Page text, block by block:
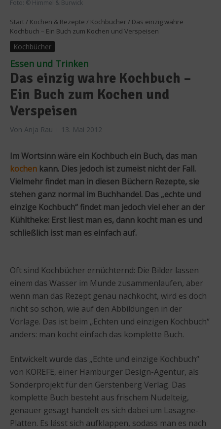
Foto: © Himmel & Burwick
Start / Kochen & Rezepte / Kochbücher / Das einzig wahre
Kochbuch – Ein Buch zum Kochen und Verspeisen
Kochbücher
Essen und Trinken
Das einzig wahre Kochbuch –
Ein Buch zum Kochen und
Verspeisen
Von Anja Rau 13. Mai 2012
Im Wortsinn wäre ein Kochbuch ein Buch, das man
kochen kann. Dies jedoch ist zumeist nicht der Fall.
Vielmehr findet man in diesen Büchern Rezepte, sie
stehen ganz normal im Buchhandel. Das „echte und
einzige Kochbuch“ findet man jedoch viel eher an der
Kühltheke: Erst liest man es, dann kocht man es und
schließlich isst man es einfach auf.
Oft sind Kochbücher ernüchternd: Die Bilder lassen
einem das Wasser im Munde zusammenlaufen, aber
wenn man das Rezept genau nachkocht, wird es doch
nicht so schön, wie auf den Abbildungen in der
Vorlage. Das ist beim „Echten und einzigen Kochbuch“
anders: man kocht einfach das komplette Buch.
Entwickelt wurde das „Echte und einzige Kochbuch“
von KOREFE, einer Hamburger Design-Agentur, als
Sonderprojekt für den Gerstenberg Verlag. Das
komplette Buch besteht aus frischem Nudelteig,
genauer gesagt handelt es sich dabei um Lasagne-
Platten. Es lässt sich aufklappen, sodass man es nach